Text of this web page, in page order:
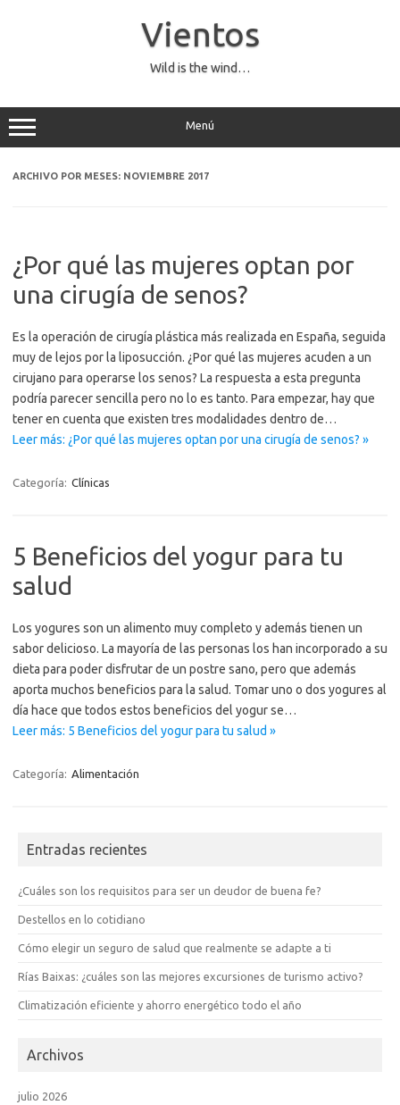
Vientos
Wild is the wind…
Menú
ARCHIVO POR MESES: NOVIEMBRE 2017
¿Por qué las mujeres optan por
una cirugía de senos?
Es la operación de cirugía plástica más realizada en España, seguida
muy de lejos por la liposucción. ¿Por qué las mujeres acuden a un
cirujano para operarse los senos? La respuesta a esta pregunta
podría parecer sencilla pero no lo es tanto. Para empezar, hay que
tener en cuenta que existen tres modalidades dentro de…
Leer más: ¿Por qué las mujeres optan por una cirugía de senos? »
Categoría: Clínicas
5 Beneficios del yogur para tu
salud
Los yogures son un alimento muy completo y además tienen un
sabor delicioso. La mayoría de las personas los han incorporado a su
dieta para poder disfrutar de un postre sano, pero que además
aporta muchos beneficios para la salud. Tomar uno o dos yogures al
día hace que todos estos beneficios del yogur se…
Leer más: 5 Beneficios del yogur para tu salud »
Categoría: Alimentación
Entradas recientes
¿Cuáles son los requisitos para ser un deudor de buena fe?
Destellos en lo cotidiano
Cómo elegir un seguro de salud que realmente se adapte a ti
Rías Baixas: ¿cuáles son las mejores excursiones de turismo activo?
Climatización eficiente y ahorro energético todo el año
Archivos
julio 2026